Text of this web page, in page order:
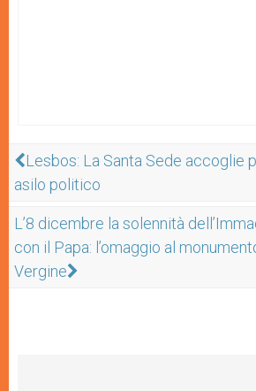
Lesbos: La Santa Sede accoglie
asilo politico
L’8 dicembre la solennità
con il Papa: l’omaggio al
Vergine